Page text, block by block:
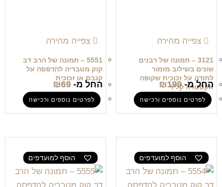
צפייה מהירה
3121 – תמונה של רבנים
שונים בשילוב מזמור
לתודה על זכוכית שקופה
אקסטרה קליר
החל מ- ₪199
לפרטים נוספים ורכישה
צפייה מהירה
5551 – תמונה של הרב דב
קוק מטבריה להדפסה על
קנבס או זכוכית
החל מ- ₪69
לפרטים נוספים ורכישה
הוסף למועדפים הוסף למועדפים